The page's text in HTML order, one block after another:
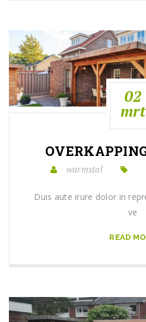
02
mrt
warmstal
Duis aute irure dolor in
ve
READ